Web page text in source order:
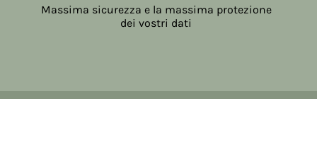
Massima sicurezza e la massima protezione
dei vostri dati